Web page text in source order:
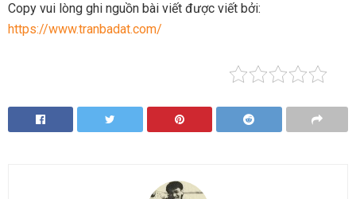
Copy vui lòng ghi nguồn bài viết được viết bởi:
https://www.tranbadat.com/